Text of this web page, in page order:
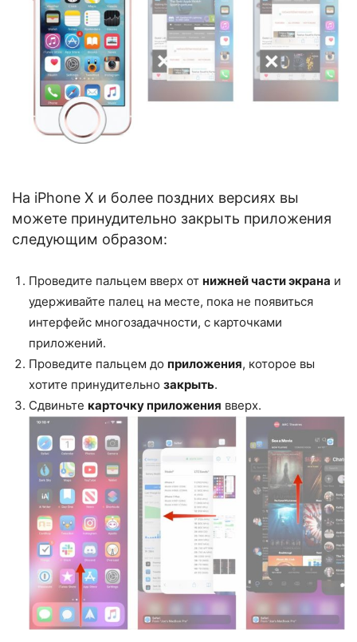
На iPhone X и более поздних версиях вы
можете принудительно закрыть приложения
следующим образом:
Проведите пальцем вверх от нижней части экрана и
удерживайте палец на месте, пока не появиться
интерфейс многозадачности, с карточками
приложений.
Проведите пальцем до приложения, которое вы
хотите принудительно закрыть.
Сдвиньте карточку приложения вверх.